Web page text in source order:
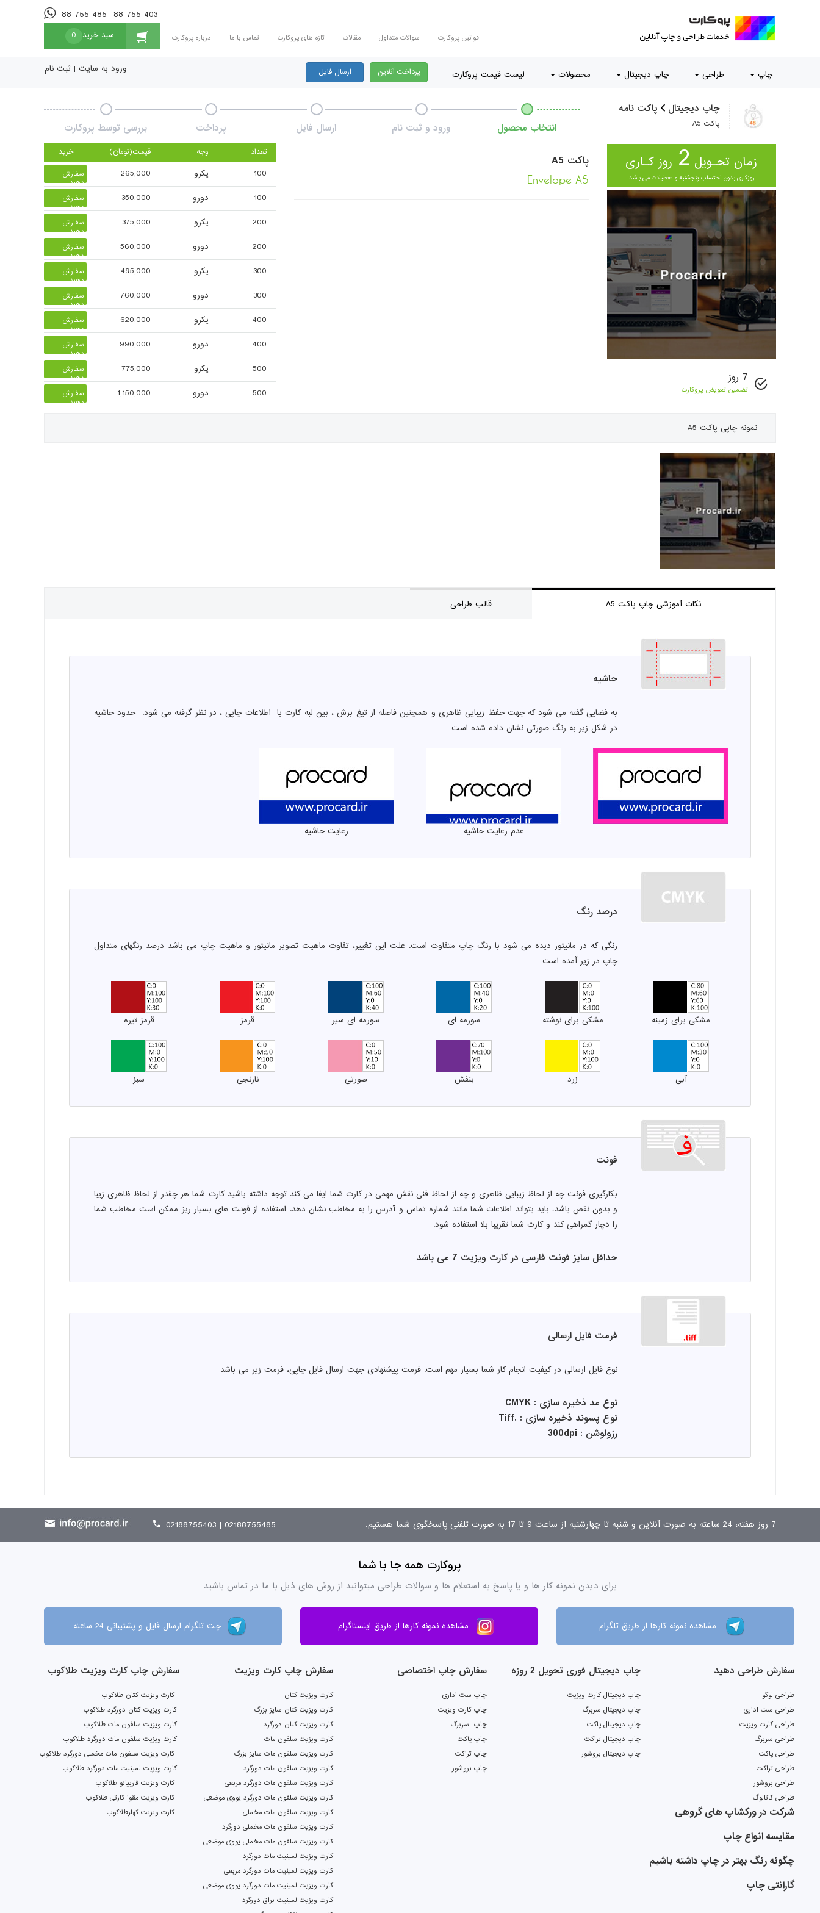
قوانین پروکارت سوالات متداول مقالات تازه های پروکارت تماس با ما درباره پروکارت
88 755 485 -88 755 403
سبد خرید 0
چاپ طراحی چاپ دیجیتال محصولات لیست قیمت پروکارت پرداخت آنلاین ارسال فایل ورود به سایت | ثبت نام
چاپ دیجیتال پاکت نامه
پاکت A5 انتخاب محصول ورود و ثبت نام ارسال فایل پرداخت بررسی توسط پروکارت
زمان تحـویل 2 روز کـاری
روزکاری بدون احتساب پنجشنبه و تعطیلات می باشد
7 روز
تضمین تعویض پروکارت
پاکت A5
Envelope A5
تعداد وجه قیمت(تومان) خرید
100 یکرو 265,000
سفارش
دهید
100 دورو 350,000
سفارش
دهید
200 یکرو 375,000
سفارش
دهید
200 دورو 560,000
سفارش
دهید
300 یکرو 495,000
سفارش
دهید
300 دورو 760,000
سفارش
دهید
400 یکرو 620,000
سفارش
دهید
400 دورو 990,000
سفارش
دهید
500 یکرو 775,000
سفارش
دهید
500 دورو 1,150,000
سفارش
دهید
نمونه چاپی پاکت A5
نکات آموزشی چاپ پاکت A5 قالب طراحی
حاشیه
به فضایی گفته می شود که جهت حفظ زیبایی ظاهری و همچنین فاصله از تیغ برش ، بین لبه کارت با اطلاعات چاپی ، در نظر گرفته می شود. حدود حاشیه
در شکل زیر به رنگ صورتی نشان داده شده است
عدم رعایت حاشیه رعایت حاشیه
درصد رنگ
رنگی که در مانیتور دیده می شود با رنگ چاپ متفاوت است. علت این تغییر، تفاوت ماهیت تصویر مانیتور و ماهیت چاپ می باشد درصد رنگهای متداول
چاپ در زیر آمده است
مشکی برای زمینه مشکی برای نوشته سورمه ای سورمه ای سیر قرمز قرمز تیره
آبی زرد بنفش صورتی نارنجی سبز
فونت
بکارگیری فونت چه از لحاظ زیبایی ظاهری و چه از لحاظ فنی نقش مهمی در کارت شما ایفا می کند توجه داشته باشید کارت شما هر چقدر از لحاظ ظاهری زیبا
و بدون نقص باشد، باید بتواند اطلاعات شما مانند شماره تماس و آدرس را به مخاطب نشان دهد. استفاده از فونت های بسیار ریز ممکن است مخاطب شما
را دچار گمراهی کند و کارت شما تقریبا بلا استفاده شود.
حداقل سایز فونت فارسی در کارت ویزیت 7 می باشد
فرمت فایل ارسالی
نوع فایل ارسالی در کیفیت انجام کار شما بسیار مهم است. فرمت پیشنهادی جهت ارسال فایل چاپی، فرمت زیر می باشد
نوع مد ذخیره سازی : CMYK
نوع پسوند ذخیره سازی : .Tiff
رزولوشن : 300dpi
7 روز هفته، 24 ساعته به صورت آنلاین و شنبه تا چهارشنبه از ساعت 9 تا 17 به صورت تلفنی پاسخگوی شما هستیم. 02188755485 | 02188755403
پروکارت همه جا با شما
برای دیدن نمونه کار ها و یا پاسخ به استعلام ها و سوالات طراحی میتوانید از روش های ذیل با ما در تماس باشید
مشاهده نمونه کارها از طریق تلگرام مشاهده نمونه کارها از طریق اینستاگرام چت تلگرام ارسال فایل و پشتیبانی 24 ساعته
سفارش طراحی دهید
طراحی لوگو
طراحی ست اداری
طراحی کارت ویزیت
طراحی سربرگ
طراحی پاکت
طراحی تراکت
طراحی بروشور
طراحی کاتالوگ
شرکت در ورکشاپ های گروهی
مقایسه انواع چاپ
چگونه رنگ بهتر در چاپ داشته باشیم
گارانتی چاپ
چاپ دیجیتال فوری تحویل 2 روزه
چاپ دیجیتال کارت ویزیت
چاپ دیجیتال سربرگ
چاپ دیجیتال پاکت
چاپ دیجیتال تراکت
چاپ دیجیتال بروشور
سفارش چاپ اختصاصی
چاپ ست اداری
چاپ کارت ویزیت
چاپ سربرگ
چاپ پاکت
چاپ تراکت
چاپ بروشور
سفارش چاپ کارت ویزیت
کارت ویزیت کتان
کارت ویزیت کتان سایز بزرگ
کارت ویزیت کتان دورگرد
کارت ویزیت سلفون مات
کارت ویزیت سلفون مات سایز بزرگ
کارت ویزیت سلفون مات دورگرد
کارت ویزیت سلفون مات دورگرد مربعی
کارت ویزیت سلفون مات دورگرد یووی موضعی
کارت ویزیت سلفون مات مخملی
کارت ویزیت سلفون مات مخملی دورگرد
کارت ویزیت سلفون مات مخملی یووی موضعی
کارت ویزیت لمینیت مات دورگرد
کارت ویزیت لمینیت مات دورگرد مربعی
کارت ویزیت لمینیت مات دورگرد یووی موضعی
کارت ویزیت لمینیت براق دورگرد
سفارش چاپ کارت ویزیت طلاکوب
کارت ویزیت کتان طلاکوب
کارت ویزیت کتان دورگرد طلاکوب
کارت ویزیت سلفون مات طلاکوب
کارت ویزیت سلفون مات دورگرد طلاکوب
کارت ویزیت سلفون مات مخملی دورگرد طلاکوب
کارت ویزیت لمینیت مات دورگرد طلاکوب
کارت ویزیت فاربیانو طلاکوب
کارت ویزیت مقوا کارتی طلاکوب
کارت ویزیت کهلرطلاکوب